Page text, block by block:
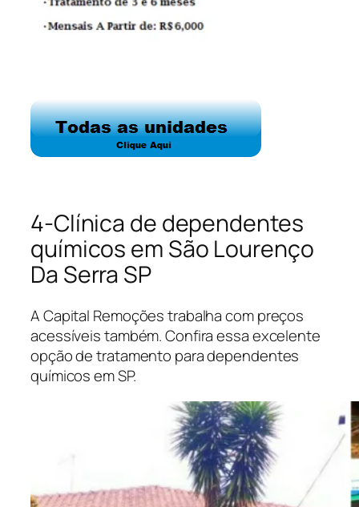
4-Clínica de dependentes
químicos em São Lourenço
Da Serra SP
A Capital Remoções trabalha com preços
acessíveis também. Confira essa excelente
opção de tratamento para dependentes
químicos em SP.